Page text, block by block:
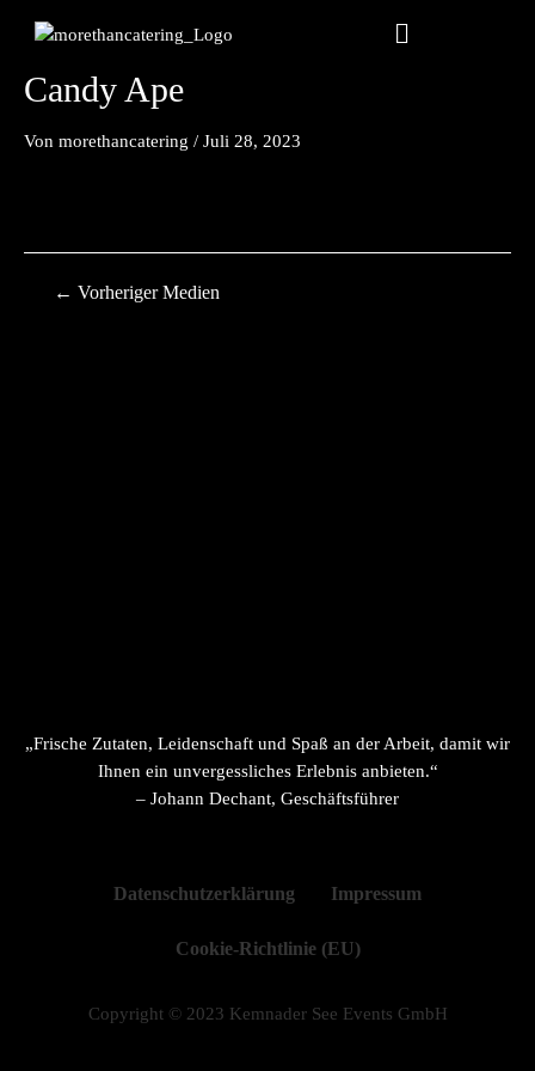
Inhalt
Menu
Candy Ape
Von morethancatering / Juli 28, 2023
← Vorheriger Medien
„Frische Zutaten, Leidenschaft und Spaß an der Arbeit, damit wir
Ihnen ein unvergessliches Erlebnis anbieten.“
– Johann Dechant, Geschäftsführer
Datenschutzerklärung Impressum
Cookie-Richtlinie (EU)
Copyright © 2023 Kemnader See Events GmbH